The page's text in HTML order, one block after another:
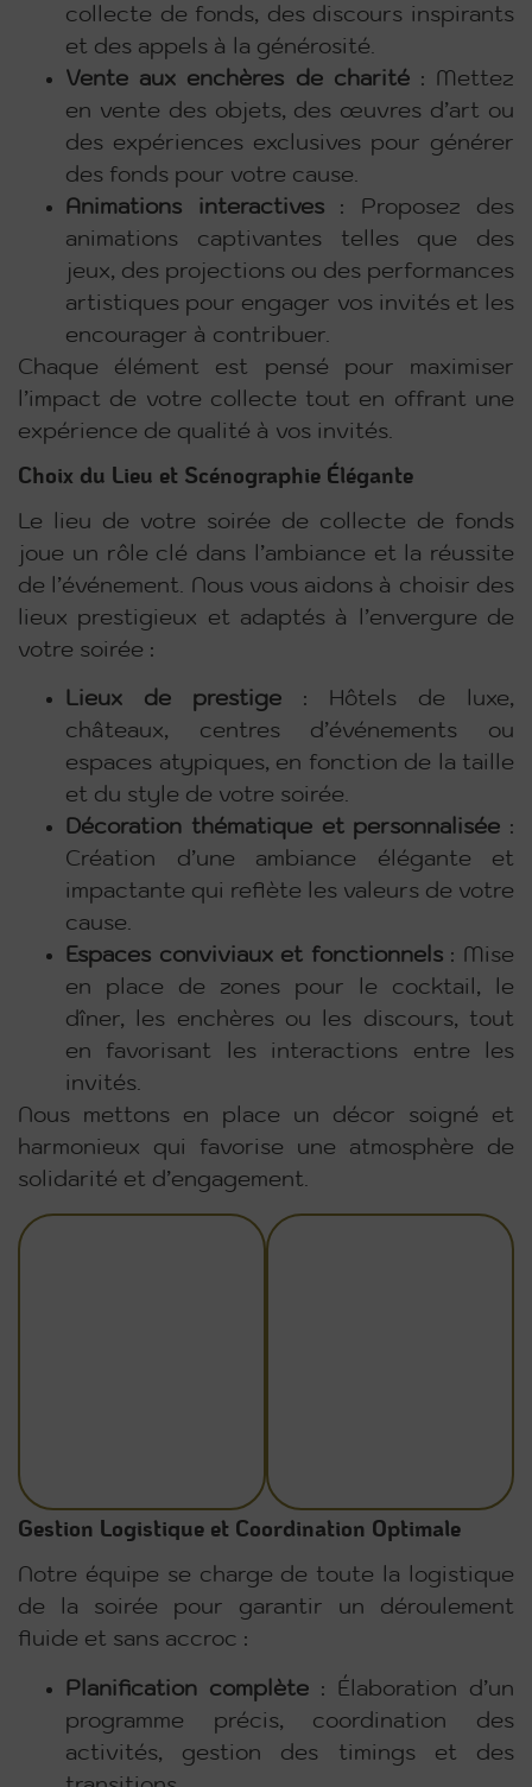
collecte de fonds, des discours inspirants
et des appels à la générosité.
Vente aux enchères de charité: Mettez
en vente des objets, des œuvres d’art ou
des expériences exclusives pour générer
des fonds pour votre cause.
Animations interactives: Proposez des
animations captivantes telles que des
jeux, des projections ou des performances
artistiques pour engager vos invités et les
encourager à contribuer.
Chaque élément est pensé pour maximiser
l’impact de votre collecte tout en offrant une
expérience de qualité à vos invités.
Choix du Lieu et Scénographie Élégante
Le lieu de votre soirée de collecte de fonds
joue un rôle clé dans l’ambiance et la réussite
de l’événement. Nous vous aidons à choisir des
lieux prestigieux et adaptés à l’envergure de
votre soirée :
Lieux de prestige : Hôtels de luxe,
châteaux, centres d’événements ou
espaces atypiques, en fonction de la taille
et du style de votre soirée.
Décoration thématique et personnalisée :
Création d’une ambiance élégante et
impactante qui reflète les valeurs de votre
cause.
Espaces conviviaux et fonctionnels: Mise
en place de zones pour le cocktail, le
dîner, les enchères ou les discours, tout
en favorisant les interactions entre les
invités.
Nous mettons en place un décor soigné et
harmonieux qui favorise une atmosphère de
solidarité et d’engagement.
Gestion Logistique et Coordination Optimale
Notre équipe se charge de toute la logistique
de la soirée pour garantir un déroulement
fluide et sans accroc :
Planification complète : Élaboration d’un
programme précis, coordination des
activités, gestion des timings et des